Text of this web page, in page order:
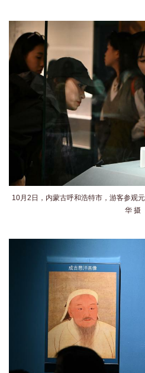
10月2日，内蒙古呼和浩特市，游客参观
华 摄